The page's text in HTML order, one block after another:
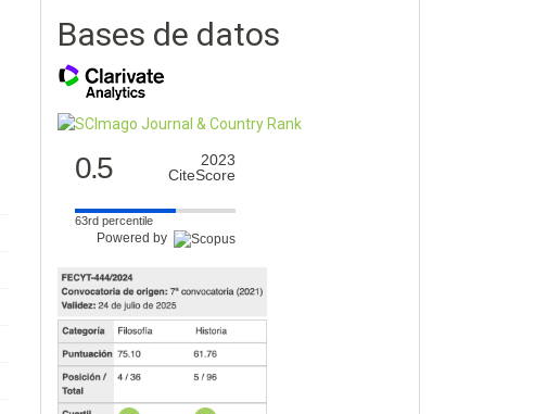
Bases de datos
0.5
2023
CiteScore
63rd percentile
Powered by